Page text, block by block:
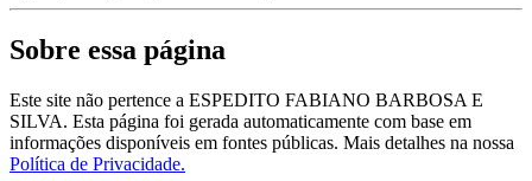
Sobre essa página
Este site não pertence a ESPEDITO FABIANO BARBOSA E
SILVA. Esta página foi gerada automaticamente com base em
informações disponíveis em fontes públicas. Mais detalhes na nossa
Política de Privacidade.